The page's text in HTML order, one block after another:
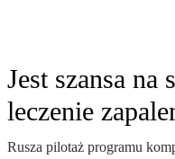
Jest szansa na
leczenie
Rusza pilotaż programu